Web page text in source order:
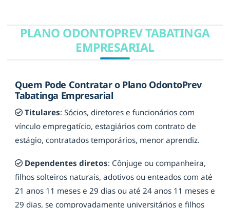
PLANO ODONTOPREV TABATINGA
EMPRESARIAL
Quem Pode Contratar o Plano OdontoPrev
Tabatinga Empresarial
Titulares: Sócios, diretores e funcionários com
vínculo empregatício, estagiários com contrato de
estágio, contratados temporários, menor aprendiz.
Dependentes diretos: Cônjuge ou companheira,
filhos solteiros naturais, adotivos ou enteados com até
21 anos 11 meses e 29 dias ou até 24 anos 11 meses e
29 dias, se comprovadamente universitários e filhos